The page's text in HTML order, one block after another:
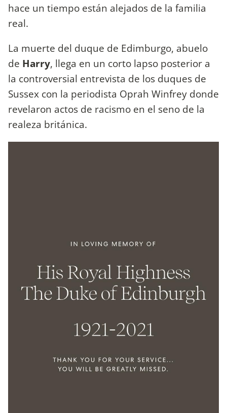
hace un tiempo están alejados de la familia
real.
La muerte del duque de Edimburgo, abuelo
de Harry, llega en un corto lapso posterior a
la controversial entrevista de los duques de
Sussex con la periodista Oprah Winfrey donde
revelaron actos de racismo en el seno de la
realeza británica.